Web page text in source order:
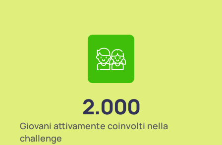
Giovani attivamente coinvolti nella
challenge
2.000